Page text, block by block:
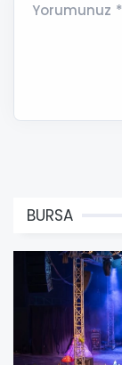
Yorumunuz *
BURSA